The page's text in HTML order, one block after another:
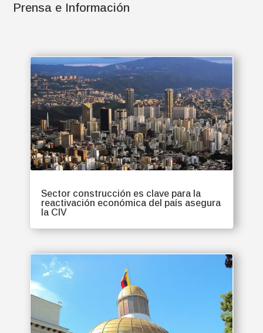
Prensa e Información
Sector construcción es clave para la
reactivación económica del país asegura
la CIV